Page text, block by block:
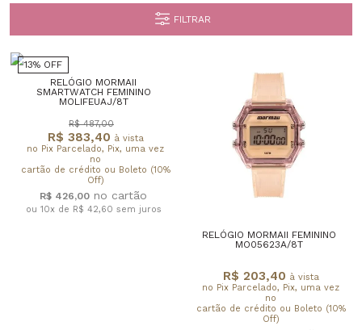
FILTRAR
13% OFF
RELÓGIO MORMAII
SMARTWATCH FEMININO
MOLIFEUAJ/8T
R$ 383,40 à vista
no Pix Parcelado, Pix, uma vez
no
cartão de crédito ou Boleto (10%
Off)
R$ 487,00
R$ 426,00
ou 10x de R$ 42,60 sem juros
RELÓGIO MORMAII FEMININO
MO05623A/8T
R$ 203,40 à vista
no Pix Parcelado, Pix, uma vez
no
cartão de crédito ou Boleto (10%
Off)